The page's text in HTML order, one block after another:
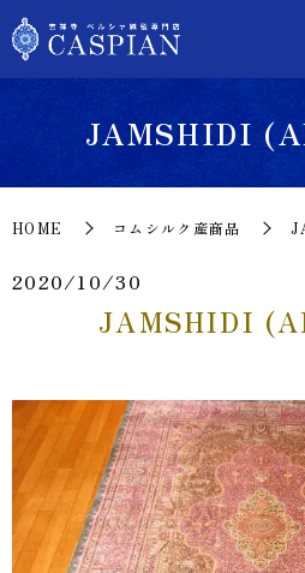
JAMSHIDI
HOME コムシルク産商品
2020/10/30
JAMSHIDI